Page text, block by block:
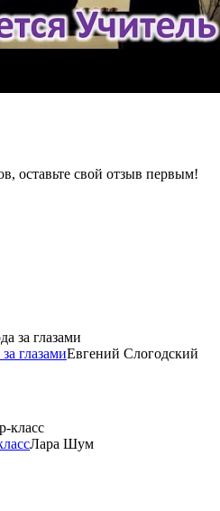
оставьте свой отзыв первым!
глазамиЕвгений Слогодский
Лара Шум